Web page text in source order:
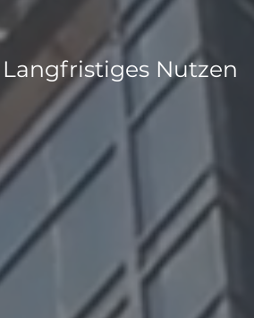
Langfristiges Nutzen